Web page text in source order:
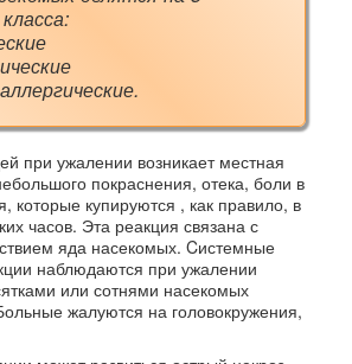
при ужалении возникает местная
покраснения, отека, боли в
которые купируются , как правило, в
часов. Эта реакция связана с
яда насекомых. Cистемные
наблюдаются при ужалении
или сотнями насекомых
жалуются на головокружения,